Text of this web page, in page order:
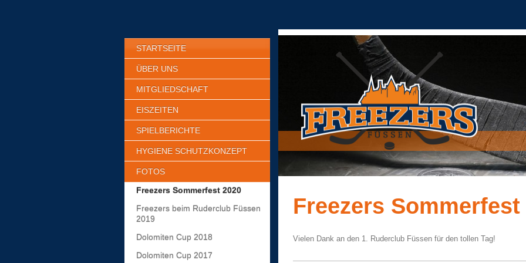
Freezers Sommerfest
Vielen Dank an den 1. Ruderclub Füssen für den tollen Tag!
STARTSEITE
ÜBER UNS
MITGLIEDSCHAFT
EISZEITEN
SPIELBERICHTE
HYGIENE SCHUTZKONZEPT
FOTOS
Freezers Sommerfest 2020
Freezers beim Ruderclub Füssen
2019
Dolomiten Cup 2018
Dolomiten Cup 2017